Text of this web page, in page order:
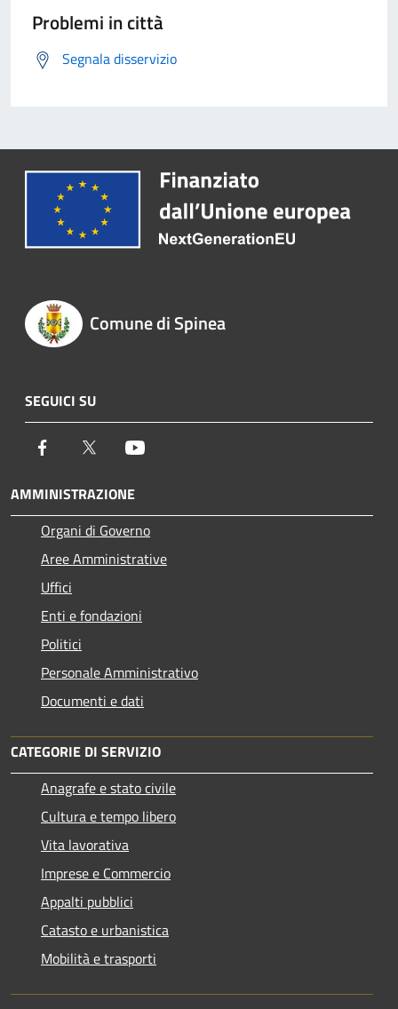
Problemi in città
Segnala disservizio
Comune di Spinea
SEGUICI SU
Facebook Twitter
AMMINISTRAZIONE
Organi di Governo
Aree Amministrative
Uffici
Enti e fondazioni
Politici
Personale Amministrativo
Documenti e dati
CATEGORIE DI SERVIZIO
Anagrafe e stato civile
Cultura e tempo libero
Vita lavorativa
Imprese e Commercio
Appalti pubblici
Catasto e urbanistica
Mobilità e trasporti